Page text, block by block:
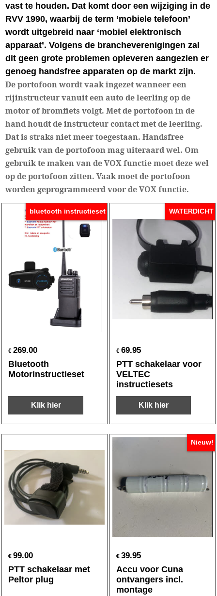
vast te houden. Dat komt door een wijziging in de
RVV 1990, waarbij de term ‘mobiele telefoon’
wordt uitgebreid naar ‘mobiel elektronisch
apparaat’. Volgens de brancheverenigingen zal
dit geen grote problemen opleveren aangezien er
genoeg handsfree apparaten op de markt zijn.
De portofoon wordt vaak ingezet wanneer een
rijinstructeur vanuit een auto de leerling op de
motor of bromfiets volgt. Met de portofoon in de
hand houdt de instructeur contact met de leerling.
Dat is straks niet meer toegestaan. Handsfree
gebruik van de portofoon mag uiteraard wel. Om
gebruik te maken van de VOX functie moet deze wel
op de portofoon zitten. Vaak moet de portofoon
worden geprogrammeerd voor de VOX functie.
bluetooth instructieset
€ 269.00
Bluetooth
Motorinstructieset
Klik hier
WATERDICHT
€ 69.95
PTT schakelaar voor
VELTEC
instructiesets
Klik hier
€ 99.00
PTT schakelaar met
Peltor plug
Nieuw!
€ 39.95
Accu voor Cuna
ontvangers incl.
montage